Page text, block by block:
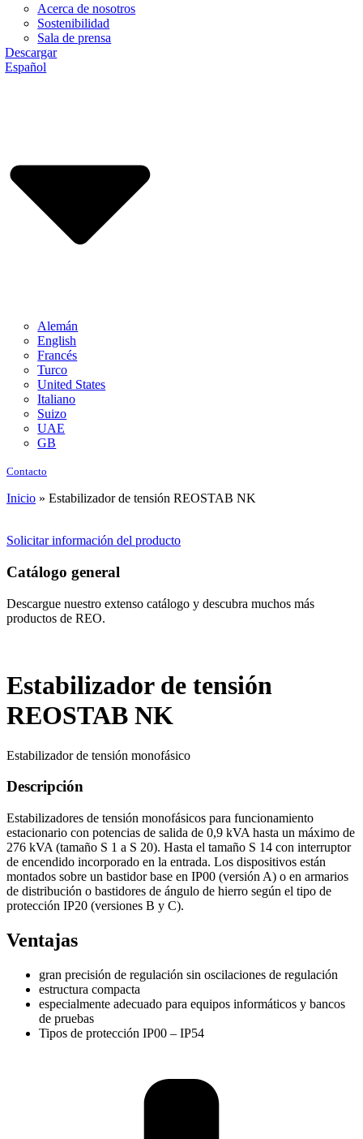
Acerca de nosotros
Sostenibilidad
Sala de prensa
Descargar
Español
Alemán
English
Francés
Turco
United States
Italiano
Suizo
UAE
GB
Contacto
Inicio » Estabilizador de tensión REOSTAB NK
Solicitar información del producto
Catálogo general
Descargue nuestro extenso catálogo y descubra muchos más
productos de REO.
Estabilizador de tensión
REOSTAB NK
Estabilizador de tensión monofásico
Descripción
Estabilizadores de tensión monofásicos para funcionamiento
estacionario con potencias de salida de 0,9 kVA hasta un máximo de
276 kVA (tamaño S 1 a S 20). Hasta el tamaño S 14 con interruptor
de encendido incorporado en la entrada. Los dispositivos están
montados sobre un bastidor base en IP00 (versión A) o en armarios
de distribución o bastidores de ángulo de hierro según el tipo de
protección IP20 (versiones B y C).
Ventajas
gran precisión de regulación sin oscilaciones de regulación
estructura compacta
especialmente adecuado para equipos informáticos y bancos
de pruebas
Tipos de protección IP00 – IP54